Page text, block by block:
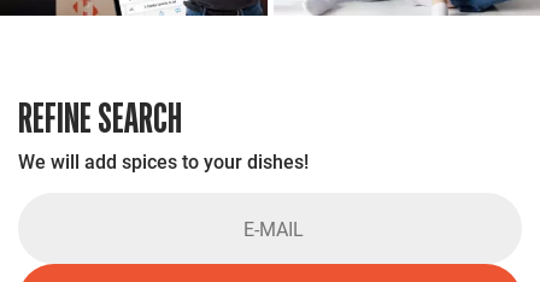
REFINE SEARCH
We will add spices to your dishes!